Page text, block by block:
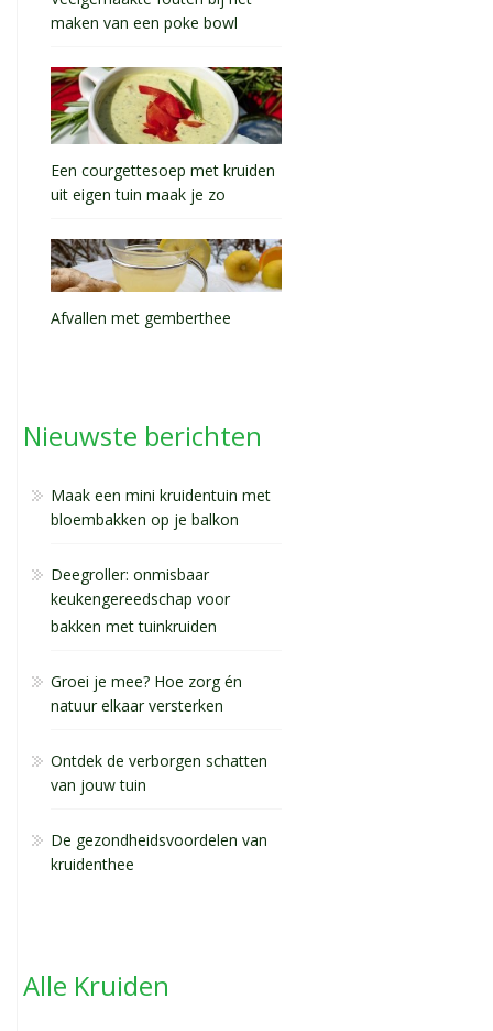
maken van een poke bowl
Een courgettesoep met kruiden
uit eigen tuin maak je zo
Afvallen met gemberthee
Nieuwste berichten
Maak een mini kruidentuin met
bloembakken op je balkon
Deegroller: onmisbaar
keukengereedschap voor
bakken met tuinkruiden
Groei je mee? Hoe zorg én
natuur elkaar versterken
Ontdek de verborgen schatten
van jouw tuin
De gezondheidsvoordelen van
kruidenthee
Alle Kruiden